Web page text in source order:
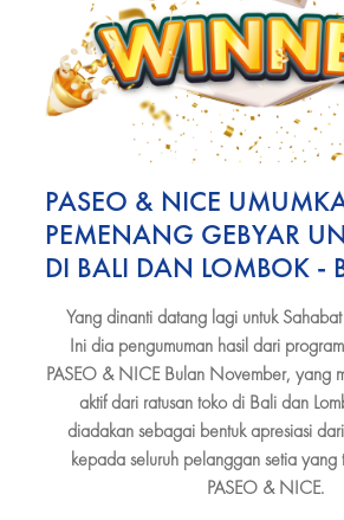
PASEO & NICE
PEMENANG GEBYAR
DI BALI DAN LOMBOK -
Yang dinanti datang lagi untuk
Ini dia pengumuman hasil dari program
PASEO & NICE Bulan November, yang
aktif dari ratusan toko di Bali dan
diadakan sebagai bentuk apresiasi
kepada seluruh pelanggan setia yang
PASEO & NICE.